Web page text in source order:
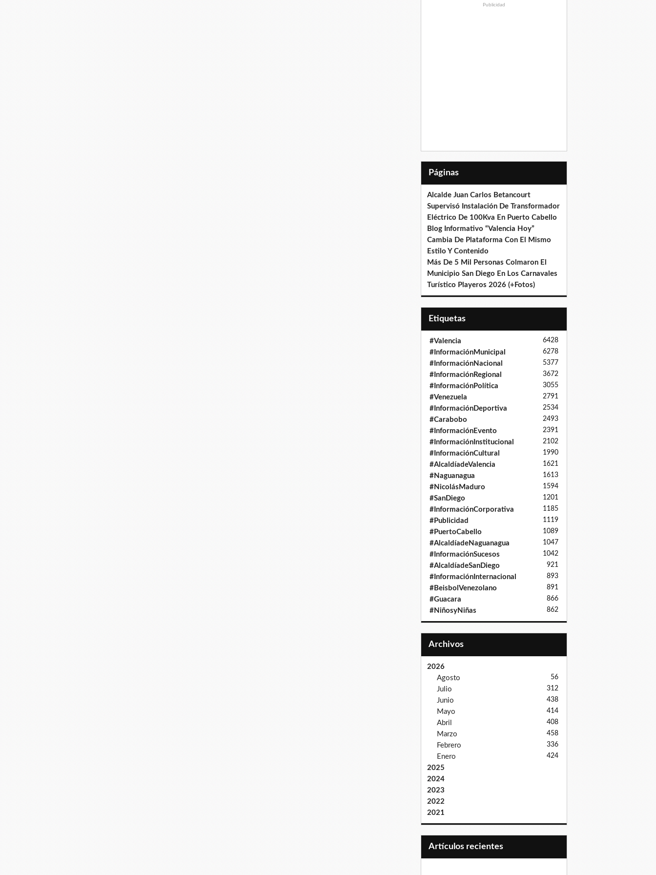
Publicidad
Páginas
Alcalde Juan Carlos Betancourt
Supervisó Instalación De Transformador
Eléctrico De 100Kva En Puerto Cabello
Blog Informativo “Valencia Hoy”
Cambia De Plataforma Con El Mismo
Estilo Y Contenido
Más De 5 Mil Personas Colmaron El
Municipio San Diego En Los Carnavales
Turístico Playeros 2026 (+Fotos)
Etiquetas
#Valencia 6428
#InformaciónMunicipal 6278
#InformaciónNacional 5377
#InformaciónRegional 3672
#InformaciónPolítica 3055
#Venezuela 2791
#InformaciónDeportiva 2534
#Carabobo 2493
#InformaciónEvento 2391
#InformaciónInstitucional 2102
#InformaciónCultural 1990
#AlcaldíadeValencia 1621
#Naguanagua 1613
#NicolásMaduro 1594
#SanDiego 1201
#InformaciónCorporativa 1185
#Publicidad 1119
#PuertoCabello 1089
#AlcaldíadeNaguanagua 1047
#InformaciónSucesos 1042
#AlcaldíadeSanDiego 921
#InformaciónInternacional 893
#BeisbolVenezolano 891
#Guacara 866
#NiñosyNiñas 862
Archivos
2026
Agosto
56
Julio 312
Junio 438
Mayo 414
Abril 408
Marzo 458
Febrero 336
Enero 424
2025
2024
2023
2022
2021
Artículos recientes